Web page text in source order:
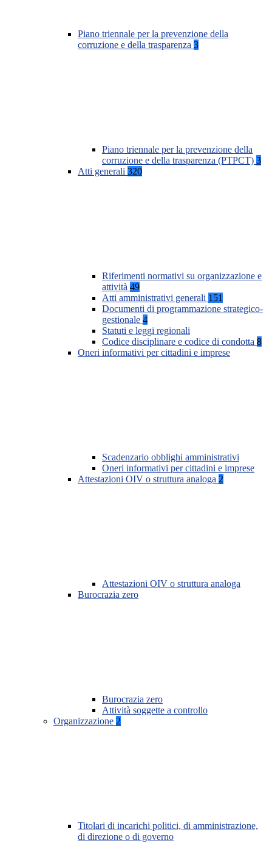
Piano triennale per la prevenzione della
corruzione e della trasparenza 3
Piano triennale per la prevenzione della
corruzione e della trasparenza (PTPCT) 3
Atti generali 320
Riferimenti normativi su organizzazione e
attività 49
Atti amministrativi generali 151
Documenti di programmazione strategico-
gestionale 4
Statuti e leggi regionali
Codice disciplinare e codice di condotta 8
Oneri informativi per cittadini e imprese
Scadenzario obblighi amministrativi
Oneri informativi per cittadini e imprese
Attestazioni OIV o struttura analoga 2
Attestazioni OIV o struttura analoga
Burocrazia zero
Burocrazia zero
Attività soggette a controllo
Organizzazione 2
Titolari di incarichi politici, di amministrazione,
di direzione o di governo